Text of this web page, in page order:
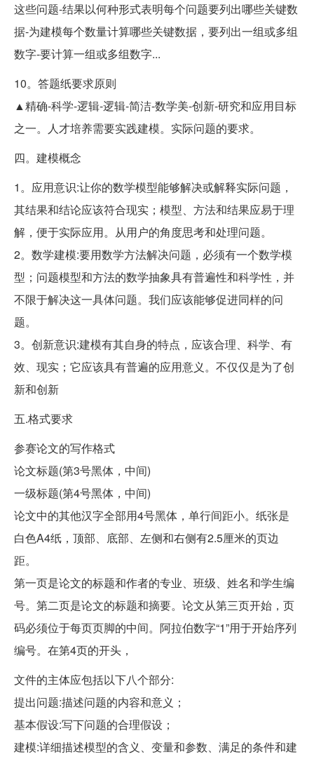
这些问题-结果以何种形式表明每个问题要列出哪些关键数
据-为建模每个数量计算哪些关键数据，要列出一组或多组
数字-要计算一组或多组数字...
10。答题纸要求原则
▲精确-科学-逻辑-逻辑-简洁-数学美-创新-研究和应用目标
之一。人才培养需要实践建模。实际问题的要求。
四。建模概念
1。应用意识:让你的数学模型能够解决或解释实际问题，
其结果和结论应该符合现实；模型、方法和结果应易于理
解，便于实际应用。从用户的角度思考和处理问题。
2。数学建模:要用数学方法解决问题，必须有一个数学模
型；问题模型和方法的数学抽象具有普遍性和科学性，并
不限于解决这一具体问题。我们应该能够促进同样的问
题。
3。创新意识:建模有其自身的特点，应该合理、科学、有
效、现实；它应该具有普遍的应用意义。不仅仅是为了创
新和创新
五.格式要求
参赛论文的写作格式
论文标题(第3号黑体，中间)
一级标题(第4号黑体，中间)
论文中的其他汉字全部用4号黑体，单行间距小。纸张是
白色A4纸，顶部、底部、左侧和右侧有2.5厘米的页边
距。
第一页是论文的标题和作者的专业、班级、姓名和学生编
号。第二页是论文的标题和摘要。论文从第三页开始，页
码必须位于每页页脚的中间。阿拉伯数字“1”用于开始序列
编号。在第4页的开头，
文件的主体应包括以下八个部分:
提出问题:描述问题的内容和意义；
基本假设:写下问题的合理假设；
建模:详细描述模型的含义、变量和参数、满足的条件和建